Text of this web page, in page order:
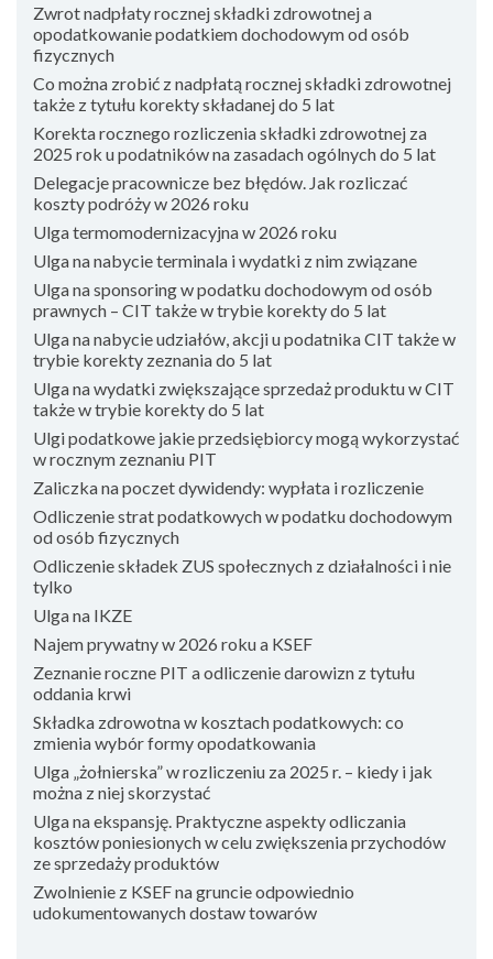
Zwrot nadpłaty rocznej składki zdrowotnej a
opodatkowanie podatkiem dochodowym od osób
fizycznych
Co można zrobić z nadpłatą rocznej składki zdrowotnej
także z tytułu korekty składanej do 5 lat
Korekta rocznego rozliczenia składki zdrowotnej za
2025 rok u podatników na zasadach ogólnych do 5 lat
Delegacje pracownicze bez błędów. Jak rozliczać
koszty podróży w 2026 roku
Ulga termomodernizacyjna w 2026 roku
Ulga na nabycie terminala i wydatki z nim związane
Ulga na sponsoring w podatku dochodowym od osób
prawnych – CIT także w trybie korekty do 5 lat
Ulga na nabycie udziałów, akcji u podatnika CIT także w
trybie korekty zeznania do 5 lat
Ulga na wydatki zwiększające sprzedaż produktu w CIT
także w trybie korekty do 5 lat
Ulgi podatkowe jakie przedsiębiorcy mogą wykorzystać
w rocznym zeznaniu PIT
Zaliczka na poczet dywidendy: wypłata i rozliczenie
Odliczenie strat podatkowych w podatku dochodowym
od osób fizycznych
Odliczenie składek ZUS społecznych z działalności i nie
tylko
Ulga na IKZE
Najem prywatny w 2026 roku a KSEF
Zeznanie roczne PIT a odliczenie darowizn z tytułu
oddania krwi
Składka zdrowotna w kosztach podatkowych: co
zmienia wybór formy opodatkowania
Ulga „żołnierska” w rozliczeniu za 2025 r. – kiedy i jak
można z niej skorzystać
Ulga na ekspansję. Praktyczne aspekty odliczania
kosztów poniesionych w celu zwiększenia przychodów
ze sprzedaży produktów
Zwolnienie z KSEF na gruncie odpowiednio
udokumentowanych dostaw towarów